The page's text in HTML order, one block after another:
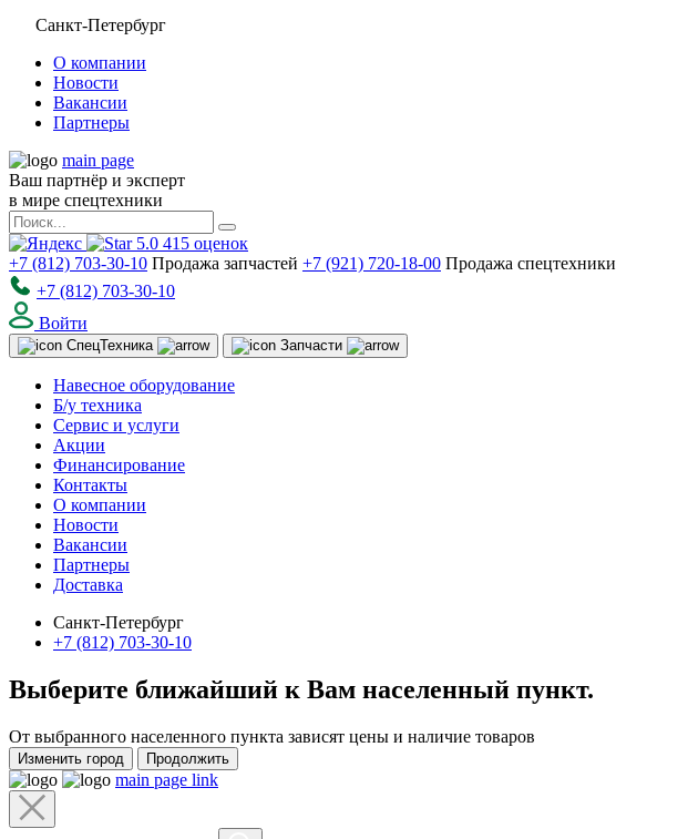
Санкт-Петербург
О компании
Новости
Вакансии
Партнеры
main page
Ваш партнёр и эксперт
в мире спецтехники
5.0 415 оценок
+7 (812) 703-30-10 Продажа запчастей +7 (921) 720-18-00 Продажа спецтехники
+7 (812) 703-30-10
Войти
СпецТехника Запчасти
Навесное оборудование
Б/у техника
Сервис и услуги
Акции
Финансирование
Контакты
О компании
Новости
Вакансии
Партнеры
Доставка
Санкт-Петербург
+7 (812) 703-30-10
Выберите ближайший к Вам населенный пункт.
От выбранного населенного пункта зависят цены и наличие товаров
Изменить город Продолжить
main page link